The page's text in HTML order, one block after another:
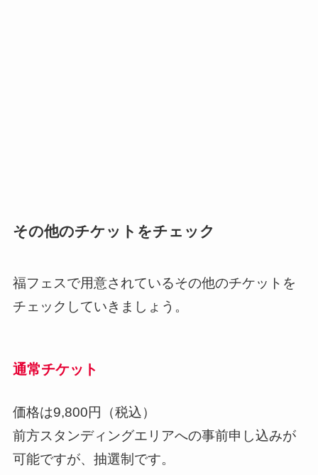
その他のチケットをチェック
福フェスで用意されているその他のチケットを
チェックしていきましょう。
通常チケット
価格は9,800円（税込）
前方スタンディングエリアへの事前申し込みが
可能ですが、抽選制です。